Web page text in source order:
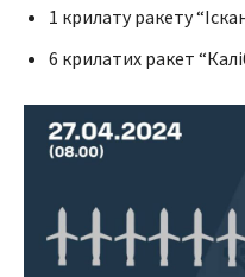
1 крилату ракету
6 крилатих ракет